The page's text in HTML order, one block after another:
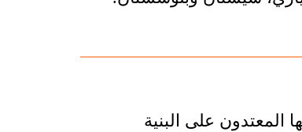
المعتدون على البنية